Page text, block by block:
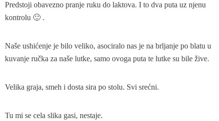
Predstoji obavezno pranje ruku do laktova. I to dva puta uz njenu
kontrolu 🙂 .
Naše ushićenje je bilo veliko, asociralo nas je na brljanje po blatu u
kuvanje ručka za naše lutke, samo ovoga puta te lutke su bile žive.
Velika graja, smeh i dosta sira po stolu. Svi srećni.
Tu mi se cela slika gasi, nestaje.